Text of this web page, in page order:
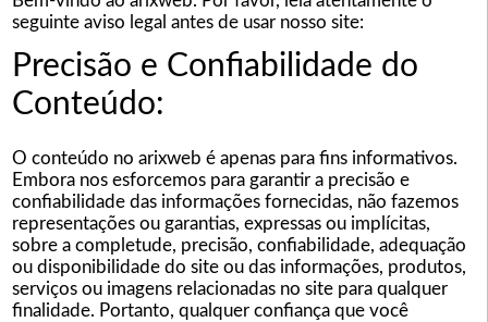
seguinte aviso legal antes de usar nosso site:
Precisão e Confiabilidade do
Conteúdo:
O conteúdo no arixweb é apenas para fins informativos.
Embora nos esforcemos para garantir a precisão e
confiabilidade das informações fornecidas, não fazemos
representações ou garantias, expressas ou implícitas,
sobre a completude, precisão, confiabilidade, adequação
ou disponibilidade do site ou das informações, produtos,
serviços ou imagens relacionadas no site para qualquer
finalidade. Portanto, qualquer confiança que você